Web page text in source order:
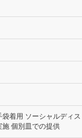
着用 ソーシャルディス
施 個別皿での提供